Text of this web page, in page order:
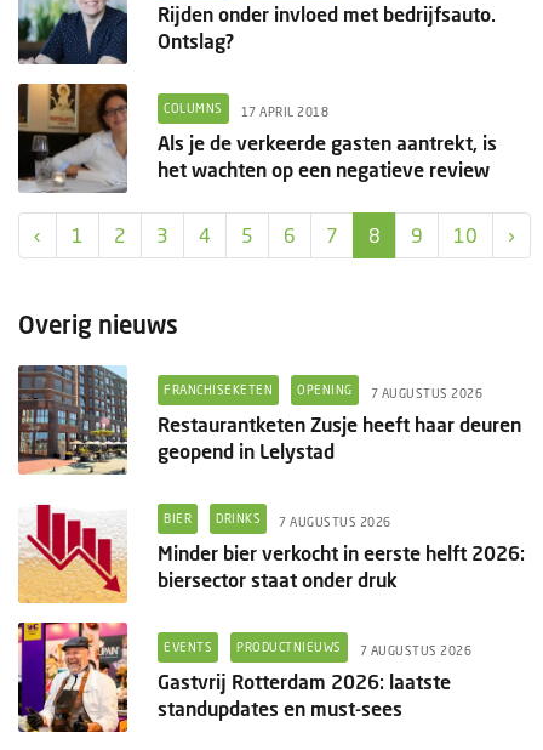
Rijden onder invloed met bedrijfsauto.
Ontslag?
COLUMNS 17 APRIL 2018
Als je de verkeerde gasten aantrekt, is
het wachten op een negatieve review
‹ 1 2 3 4 5 6 7 8 9 10 ›
Overig nieuws
FRANCHISEKETEN OPENING 7 AUGUSTUS 2026
Restaurantketen Zusje heeft haar deuren
geopend in Lelystad
BIER DRINKS 7 AUGUSTUS 2026
Minder bier verkocht in eerste helft 2026:
biersector staat onder druk
EVENTS PRODUCTNIEUWS 7 AUGUSTUS 2026
Gastvrij Rotterdam 2026: laatste
standupdates en must-sees